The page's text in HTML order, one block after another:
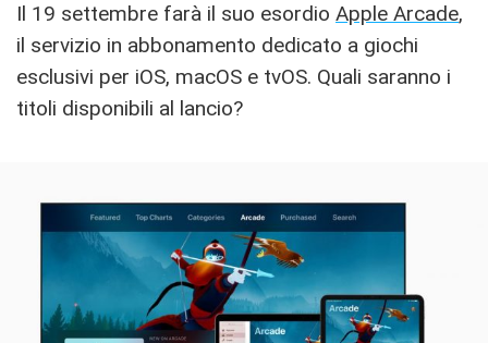
Il 19 settembre farà il suo esordio Apple Arcade,
il servizio in abbonamento dedicato a giochi
esclusivi per iOS, macOS e tvOS. Quali saranno i
titoli disponibili al lancio?